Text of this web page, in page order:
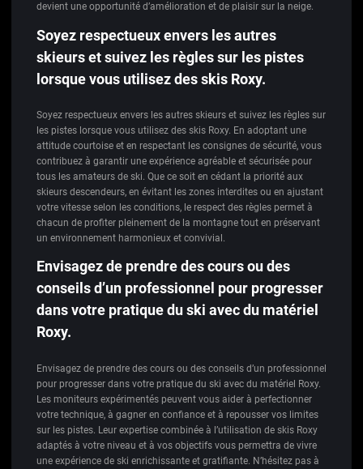
devient une opportunité d’amélioration et de plaisir sur la neige.
Soyez respectueux envers les autres
skieurs et suivez les règles sur les pistes
lorsque vous utilisez des skis Roxy.
Soyez respectueux envers les autres skieurs et suivez les règles sur
les pistes lorsque vous utilisez des skis Roxy. En adoptant une
attitude courtoise et en respectant les consignes de sécurité, vous
contribuez à garantir une expérience agréable et sécurisée pour
tous les amateurs de ski. Que ce soit en cédant la priorité aux
skieurs descendeurs, en évitant les zones interdites ou en ajustant
votre vitesse selon les conditions, le respect des règles permet à
chacun de profiter pleinement de la montagne tout en préservant
un environnement harmonieux et convivial.
Envisagez de prendre des cours ou des
conseils d’un professionnel pour progresser
dans votre pratique du ski avec du matériel
Roxy.
Envisagez de prendre des cours ou des conseils d’un professionnel
pour progresser dans votre pratique du ski avec du matériel Roxy.
Les moniteurs expérimentés peuvent vous aider à perfectionner
votre technique, à gagner en confiance et à repousser vos limites
sur les pistes. Leur expertise combinée à l’utilisation de skis Roxy
adaptés à votre niveau et à vos objectifs vous permettra de vivre
une expérience de ski enrichissante et gratifiante. N’hésitez pas à